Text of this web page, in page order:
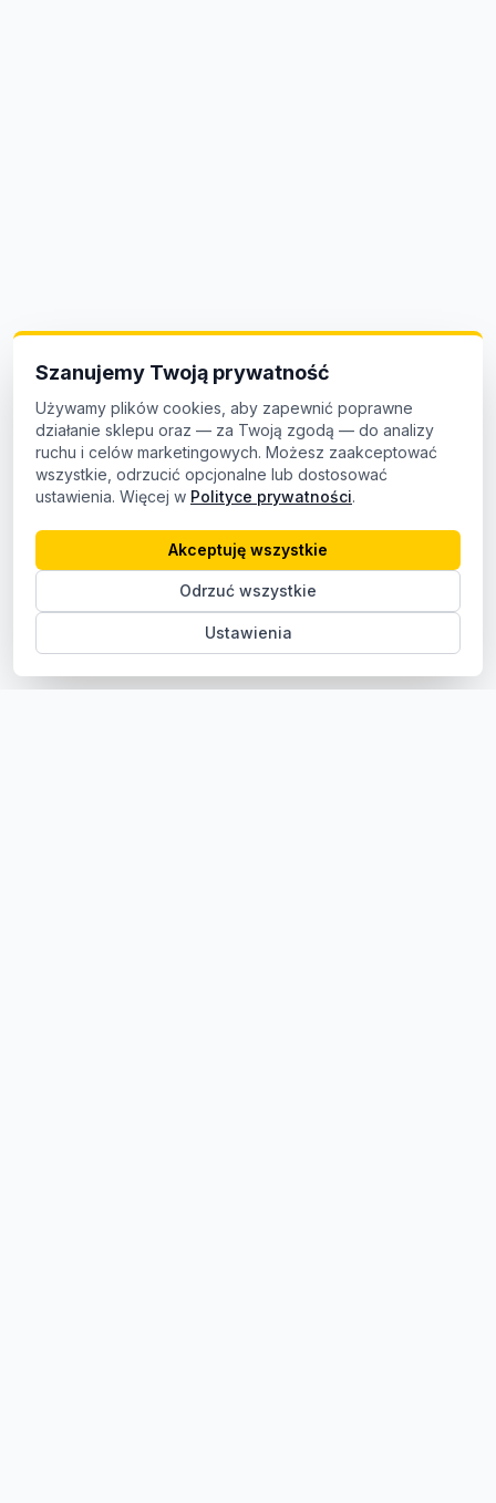
Szanujemy Twoją prywatność
Używamy plików cookies, aby zapewnić poprawne
działanie sklepu oraz — za Twoją zgodą — do analizy
ruchu i celów marketingowych. Możesz zaakceptować
wszystkie, odrzucić opcjonalne lub dostosować
ustawienia. Więcej w Polityce prywatności.
Ustawienia
Odrzuć wszystkie
Akceptuję wszystkie